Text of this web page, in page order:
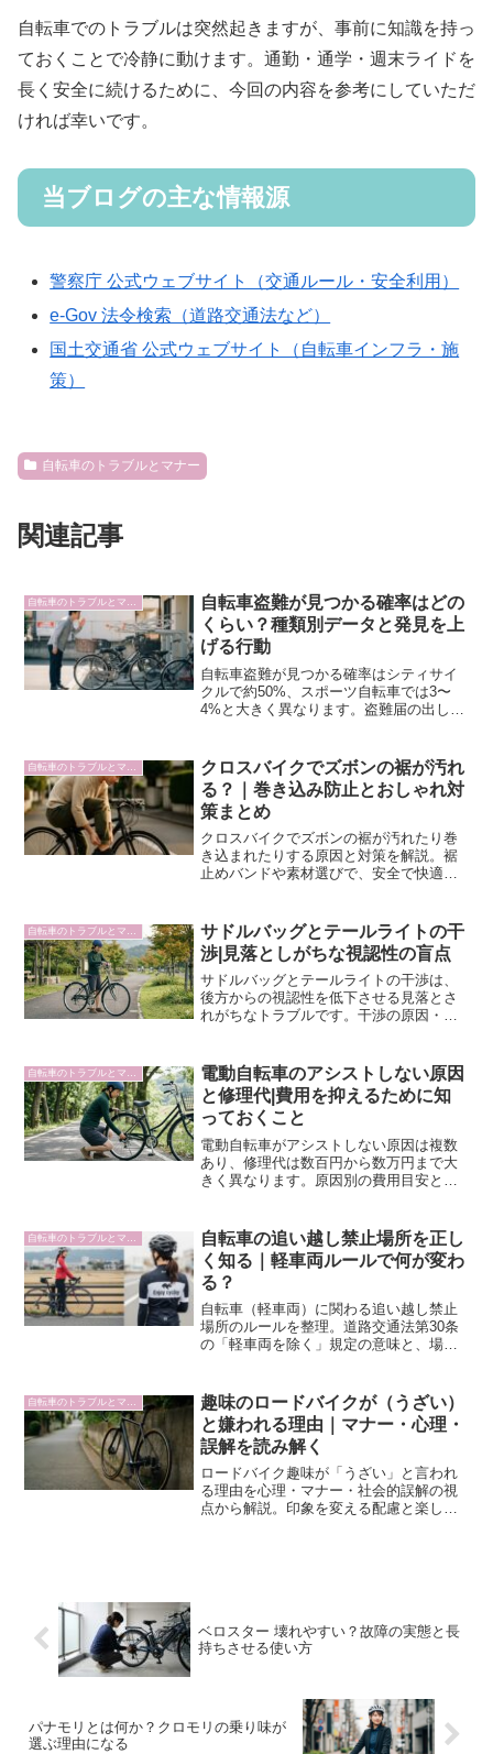
自転車でのトラブルは突然起きますが、事前に知識を持っ
ておくことで冷静に動けます。通勤・通学・週末ライドを
長く安全に続けるために、今回の内容を参考にしていただ
ければ幸いです。
当ブログの主な情報源
警察庁 公式ウェブサイト（交通ルール・安全利用）
e-Gov 法令検索（道路交通法など）
国土交通省 公式ウェブサイト（自転車インフラ・施
策）
自転車のトラブルとマナー
関連記事
自転車のトラブルとマナー
自転車盗難が見つかる確率はどの
くらい？種類別データと発見を上
げる行動
自転車盗難が見つかる確率はシティサイ
クルで約50%、スポーツ自転車では3〜
4%と大きく異なります。盗難届の出し
ました。
クロスバイクでズボンの裾が汚れ
る？｜巻き込み防止とおしゃれ対
策まとめ
クロスバイクでズボンの裾が汚れたり巻
き込まれたりする原因と対策を解説。裾
止めバンドや素材選びで、安全で快適な
サドルバッグとテールライトの干
渉|見落としがちな視認性の盲点
サドルバッグとテールライトの干渉は、
後方からの視認性を低下させる見落とさ
れがちなトラブルです。干渉の原因・取
自転車のトラブルとマナー
電動自転車のアシストしない原因
と修理代|費用を抑えるために知
っておくこと
電動自転車がアシストしない原因は複数
あり、修理代は数百円から数万円まで大
きく異なります。原因別の費用目安と、
自転車の追い越し禁止場所を正し
く知る｜軽車両ルールで何が変わ
る？
自転車（軽車両）に関わる追い越し禁止
場所のルールを整理。道路交通法第30条
の「軽車両を除く」規定の意味と、場所
趣味のロードバイクが（うざい）
と嫌われる理由｜マナー・心理・
誤解を読み解く
ロードバイク趣味が「うざい」と言われ
る理由を心理・マナー・社会的誤解の視
点から解説。印象を変える配慮と楽しみ
ベロスター 壊れやすい？故障の実態と長
持ちさせる使い方
パナモリとは何か？クロモリの乗り味が
選ぶ理由になる